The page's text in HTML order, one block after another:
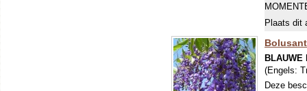
Plaats dit
BLAUWE
(Engels:
Deze